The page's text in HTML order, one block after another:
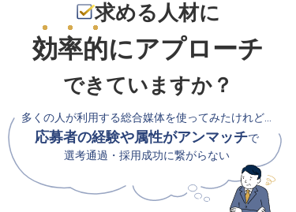
求める人材に
効率的にアプローチ
できていますか？
多くの人が利用する総合媒体を使ってみたけれど…
応募者の経験や属性がアンマッチで
選考通過・採用成功に繋がらない